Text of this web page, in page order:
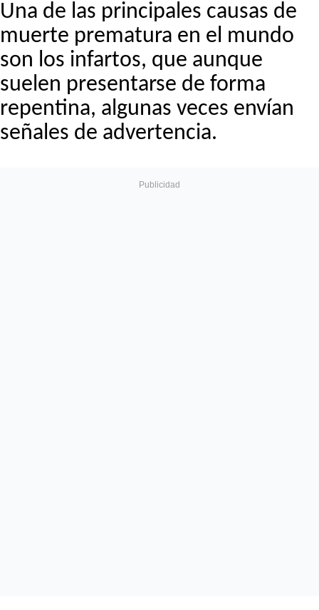
Una de las principales causas de
muerte prematura en el mundo
son los infartos, que aunque
suelen presentarse de forma
repentina, algunas veces envían
señales de advertencia.